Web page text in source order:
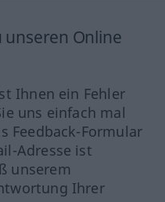
unseren Online
Ihnen ein Fehler
uns einfach mal
Feedback-Formular
Adresse ist
unserem
Ihrer